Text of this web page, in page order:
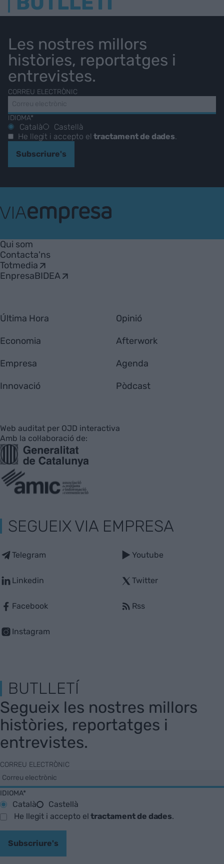
Les nostres millors
històries, reportatges i
entrevistes.
CORREU ELECTRÒNIC
IDIOMA*
Català
Castellà
He llegit i accepto eltractament de dades.
Subscriure's
Empresa
Qui som
Contacta'ns
Totmedia
EnpresaBIDEA
Última Hora
Economia
Empresa
Innovació
Opinió
Afterwork
Agenda
Pòdcast
Web auditat per OJD interactiva
Amb la col·laboració de:
SEGUEIX VIA EMPRESA
Telegram
Linkedin
Facebook
Instagram
Youtube
Twitter
Rss
BUTLLETÍ
Segueix les nostres millors
històries, reportatges i
entrevistes.
CORREU ELECTRÒNIC
IDIOMA*
Català
Castellà
He llegit i accepto eltractament de dades.
Subscriure's